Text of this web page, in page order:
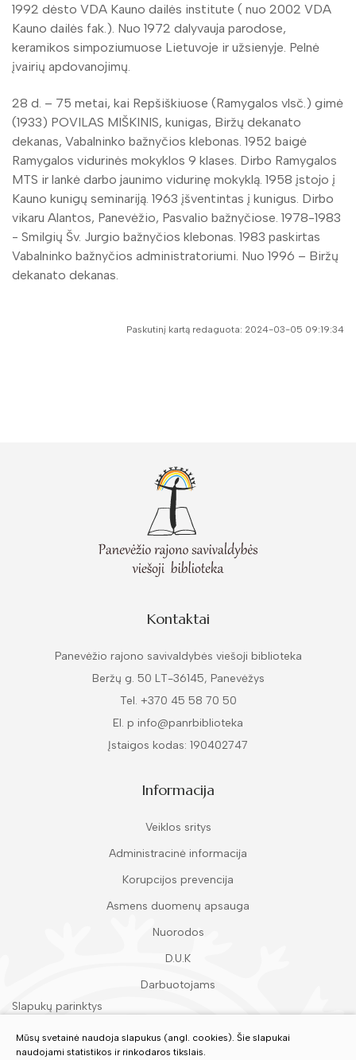
1992 dėsto VDA Kauno dailės institute ( nuo 2002 VDA
Kauno dailės fak.). Nuo 1972 dalyvauja parodose,
keramikos simpoziumuose Lietuvoje ir užsienyje. Pelnė
įvairių apdovanojimų.
28 d. – 75 metai, kai Repšiškiuose (Ramygalos vlsč.) gimė
(1933) POVILAS MIŠKINIS, kunigas, Biržų dekanato
dekanas, Vabalninko bažnyčios klebonas. 1952 baigė
Ramygalos vidurinės mokyklos 9 klases. Dirbo Ramygalos
MTS ir lankė darbo jaunimo vidurinę mokyklą. 1958 įstojo į
Kauno kunigų seminariją. 1963 įšventintas į kunigus. Dirbo
vikaru Alantos, Panevėžio, Pasvalio bažnyčiose. 1978-1983
- Smilgių Šv. Jurgio bažnyčios klebonas. 1983 paskirtas
Vabalninko bažnyčios administratoriumi. Nuo 1996 – Biržų
dekanato dekanas.
Paskutinį kartą redaguota: 2024-03-05 09:19:34
Kontaktai
Panevėžio rajono savivaldybės viešoji biblioteka
Beržų g. 50 LT-36145, Panevėžys
Tel. +370 45 58 70 50
El. p info@panrbiblioteka
Įstaigos kodas: 190402747
Informacija
Veiklos sritys
Administracinė informacija
Korupcijos prevencija
Asmens duomenų apsauga
Nuorodos
D.U.K
Darbuotojams
Slapukų parinktys
Mūsų svetainė naudoja slapukus (angl. cookies). Šie slapukai
naudojami statistikos ir rinkodaros tikslais.